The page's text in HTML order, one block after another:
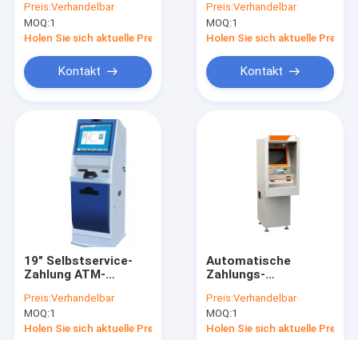
Neuigkeiten
Bitte um ein Angebot
Automaten-Kiosk
Selbstservice-Kiosk
ATM-Registrierkasse
Bareinzahlungs-Maschine
Selbstservice Positions-Kiosk
Selbstzahlungskiosk
Scheckeinzahlungsautomat
Geldautomat
Preis:Verhandelbar
MOQ:1
Holen Sie sich aktuelle Preis
Kontakt
Automaten
verkaufend
Preis:Verhandelbar
MOQ:1
Holen Sie sich aktuelle Preis
Kontakt
19" Selbstservice-
Zahlung ATM-
Selbstbedienungs-
Gebührenzählungs-
Anschluss
Preis:Verhandelbar
MOQ:1
Holen Sie sich aktuelle Preis
Automatische
Zahlungs-
Screen Kiosk-ATM-
Bargeld-Akzeptant-
Recycler
Preis:Verhandelbar
MOQ:1
Holen Sie sich aktuelle Preis